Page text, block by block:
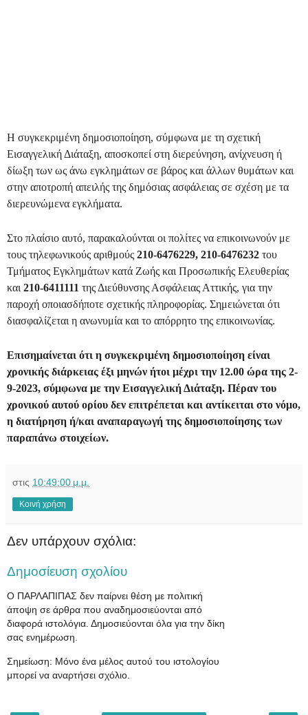
Η συγκεκριμένη δημοσιοποίηση, σύμφωνα με τη σχετική
Εισαγγελική Διάταξη, αποσκοπεί στη διερεύνηση, ανίχνευση ή
δίωξη των ως άνω εγκλημάτων σε βάρος και άλλων θυμάτων και
στην αποτροπή απειλής της δημόσιας ασφάλειας σε σχέση με τα
διερευνώμενα εγκλήματα.
Στο πλαίσιο αυτό, παρακαλούνται οι πολίτες να επικοινωνούν με
τους τηλεφωνικούς αριθμούς 210-6476229, 210-6476232 του
Τμήματος Εγκλημάτων κατά Ζωής και Προσωπικής Ελευθερίας
και 210-6411111 της Διεύθυνσης Ασφάλειας Αττικής, για την
παροχή οποιασδήποτε σχετικής πληροφορίας. Σημειώνεται ότι
διασφαλίζεται η ανωνυμία και το απόρρητο της επικοινωνίας.
Επισημαίνεται ότι η συγκεκριμένη δημοσιοποίηση είναι
χρονικής διάρκειας έξι μηνών ήτοι μέχρι την 12.00 ώρα της 2-
9-2023, σύμφωνα με την Εισαγγελική Διάταξη. Πέραν του
χρονικού αυτού ορίου δεν επιτρέπεται και αντίκειται στο νόμο,
η διατήρηση ή/και αναπαραγωγή της δημοσιοποίησης των
παραπάνω στοιχείων.
στις 10:49:00 μ.μ.
Κοινή χρήση
Δεν υπάρχουν σχόλια:
Δημοσίευση σχολίου
Ο ΠΑΡΛΑΠΙΠΑΣ δεν παίρνει θέση με πολιτική
άποψη σε άρθρα που αναδημοσιεύονται από
διαφορά ιστολόγια. Δημοσιεύονται όλα για την δίκη
σας ενημέρωση.
Σημείωση: Μόνο ένα μέλος αυτού του ιστολογίου
μπορεί να αναρτήσει σχόλιο.